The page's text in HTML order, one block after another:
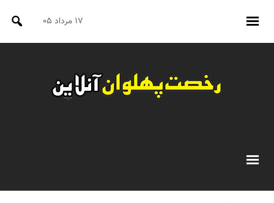
۱۷ مرداد ۰۵